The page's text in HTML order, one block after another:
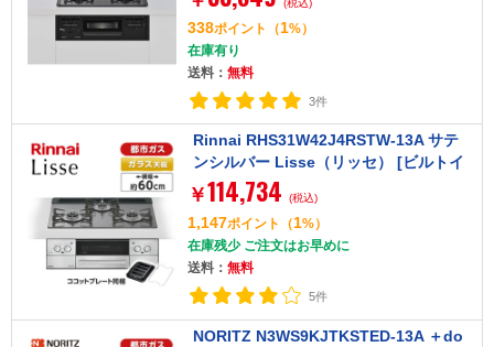
(税込)
338ポイント （1%）
在庫有り
送料： 無料
3件
Rinnai RHS31W42J4RSTW-13A サテ
ンシルバー Lisse（リッセ） [ビルトイ
ンガスコンロ （都市ガス用・3口・左右
強火力タイプ・幅60cm）]
￥114,734 (税込)
1,147ポイント （1%）
在庫残少 ご注文はお早めに
送料： 無料
5件
NORITZ N3WS9KJTKSTED-13A ＋do